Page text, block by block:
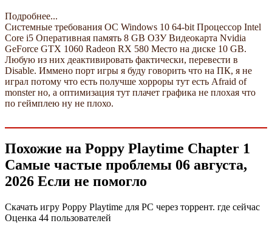
Подробнее...
Системные требования ОС Windows 10 64-bit Процессор Intel
Core i5 Оперативная память 8 GB ОЗУ Видеокарта Nvidia
GeForce GTX 1060 Radeon RX 580 Место на диске 10 GB.
Любую из них деактивировать фактически, перевести в
Disable. Иммено порт игры я буду говорить что на ПК, я не
играл потому что есть получше хорроры тут есть Afraid of
monster но, а оптимизация тут плачет графика не плохая что
по геймплею ну не плохо.
Похожие на Poppy Playtime Chapter 1
Самые частые проблемы 06 августа,
2026 Если не помогло
Скачать игру Poppy Playtime для PC через торрент. где сейчас
Оценка 44 пользователей